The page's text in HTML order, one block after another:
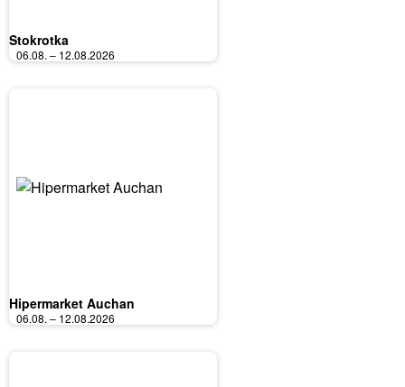
Stokrotka
06.08. – 12.08.2026
Hipermarket Auchan
06.08. – 12.08.2026